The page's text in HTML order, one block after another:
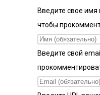
Введите свое имя
чтобы
Введите свой